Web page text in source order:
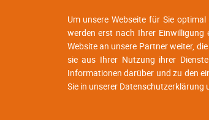
Um unsere Webseite für Sie
werden erst nach Ihrer
Website an unsere Partner weiter,
sie aus Ihrer Nutzung ihrer
Informationen darüber und zu den
Sie in unserer Datenschutzerklärung